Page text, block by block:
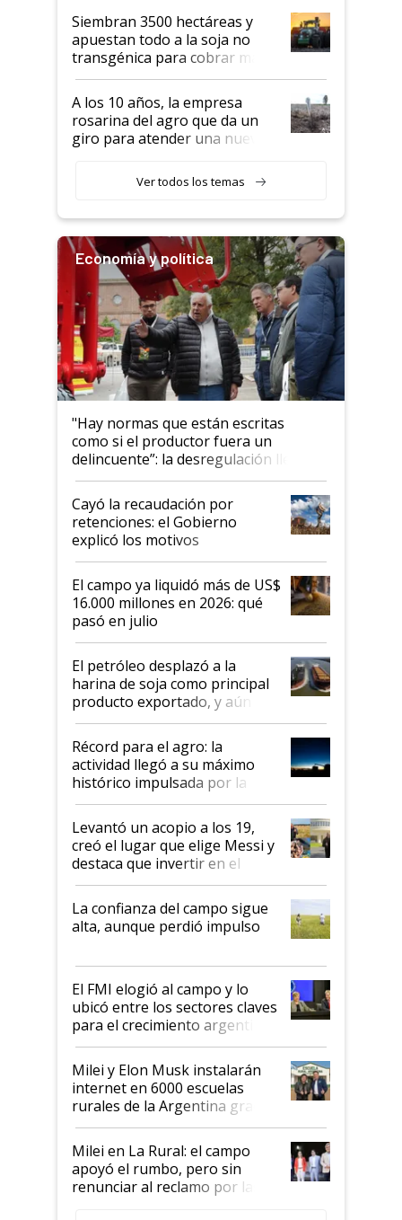
Siembran 3500 hectáreas y
apuestan todo a la soja no
transgénica para cobrar más
por tonelada: compraron un
semillero
A los 10 años, la empresa
rosarina del agro que da un
giro para atender una nueva
Ver todos los temas
Economía y política
"Hay normas que están escritas
como si el productor fuera un
delincuente”: la desregulación llegó
al Congreso Aapresid y hasta se
habló del financiamiento al IPCVA
Cayó la recaudación por
retenciones: el Gobierno
explicó los motivos
El campo ya liquidó más de US$
16.000 millones en 2026: qué
pasó en julio
El petróleo desplazó a la
harina de soja como principal
producto exportado, y aún así
el agro aportó casi seis de cada
diez dólares y sostuvo el
liderazgo en un semestre
récord
Récord para el agro: la
actividad llegó a su máximo
histórico impulsada por la
cosecha y las exportaciones
Levantó un acopio a los 19,
creó el lugar que elige Messi y
destaca que invertir en el
kirchnerismo era como "darle
plata a un hijo para droga":
Juan Félix Rossetti, el libertario
que de una dura crisis salió
de Milei
La confianza del campo sigue
alta, aunque perdió impulso
El FMI elogió al campo y lo
ubicó entre los sectores claves
para el crecimiento argentino
Milei y Elon Musk instalarán
internet en 6000 escuelas
rurales de la Argentina gracias
a un acuerdo con Starlink
Milei en La Rural: el campo
apoyó el rumbo, pero sin
renunciar al reclamo por las